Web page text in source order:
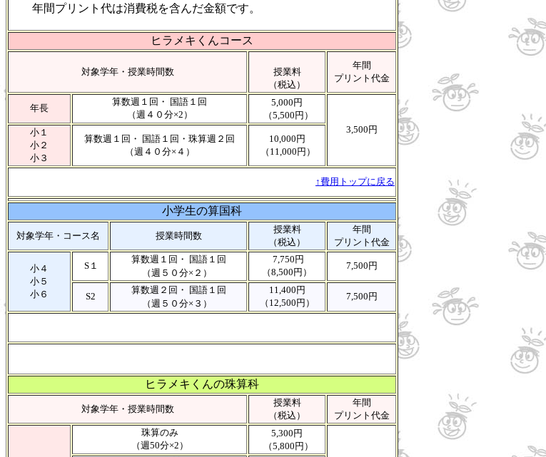
年間プリント代は消費税を含んだ金額です。
ヒラメキくんコース
対象学年・授業時間数
授業料
（税込）
年間
プリント代金
年長
算数週１回・ 国語１回
（週４０分×2）
5,000円
（5,500円）
3,500円
小１
小２
小３
算数週１回・ 国語１回・珠算週２回
（週４０分×４）
10,000円
（11,000円）
↑費用トップに戻る
小学生の算国科
対象学年・コース名 授業時間数
授業料
（税込）
年間
プリント代金
小４
小５
小６
S１
算数週１回・ 国語１回
（週５０分×２）
7,750円
（8,500円）
7,500円
S2
算数週２回・ 国語１回
（週５０分×３）
11,400円
（12,500円）
7,500円
ヒラメキくんの珠算科
対象学年・授業時間数
授業料
（税込）
年間
プリント代金
珠算のみ
（週50分×2）
5,300円
（5,800円）